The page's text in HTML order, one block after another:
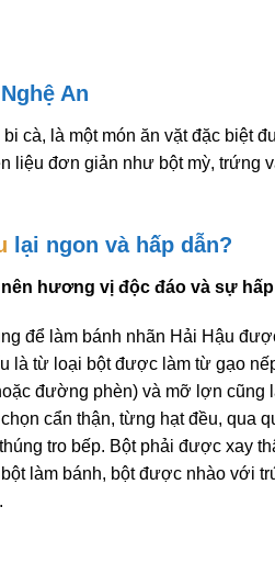
An
cà, là một món ăn vặt đặc biệt
liệu đơn giản như bột mỳ, trứng
lại ngon và hấp dẫn?
hương vị độc đáo và sự
để làm bánh nhãn Hải Hậu
là từ loại bột được làm từ gạo
đường phèn) và mỡ lợn cũng
cẩn thận, từng hạt đều, qua
tro bếp. Bột phải được xay
làm bánh, bột được nhào với